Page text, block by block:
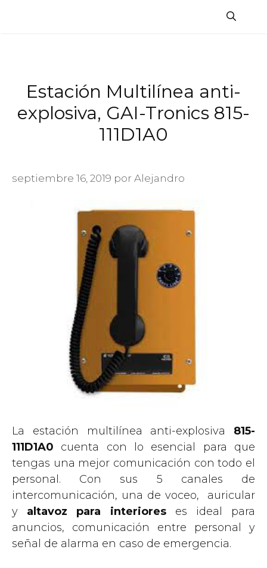
Estación Multilínea anti-
explosiva, GAI-Tronics 815-
111D1A0
septiembre 16, 2019 por Alejandro
La estación multilínea anti-explosiva 815-
111D1A0 cuenta con lo esencial para que
tengas una mejor comunicación con todo el
personal. Con sus 5 canales de
intercomunicación, una de voceo, auricular
y altavoz para interioreses ideal para
anuncios, comunicación entre personal y
señal de alarma en caso de emergencia.